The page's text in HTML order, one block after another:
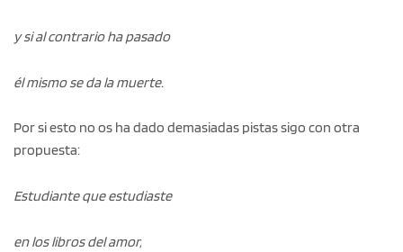
y si al contrario ha pasado
él mismo se da la muerte.
Por si esto no os ha dado demasiadas pistas sigo con otra
propuesta:
Estudiante que estudiaste
en los libros del amor,